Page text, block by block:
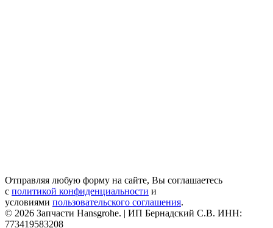
Отправляя любую форму на сайте, Вы соглашаетесь
с политикой конфиденциальности и
условиями пользовательского соглашения.
© 2026 Запчасти Hansgrohe. | ИП Бернадский С.В. ИНН:
773419583208